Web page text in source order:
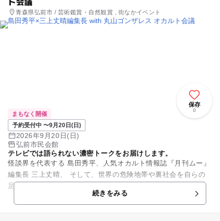
青森県弘前市 / 芸術鑑賞・自然観賞 , 街なかイベント
保存
0
まもなく開催
予約受付中 〜9月20日(日)
2026年9月20日(日)
弘前市民会館
テレビでは語られない濃密トークをお届けします。
怪談界を代表する 島田秀平、人気オカルト情報誌『月刊ムー』
編集長 三上丈晴、 そして、世界の危険地帯や裏社会を自らの
足で取材し続けるジャーナリスト 丸山ゴンザレス。 異なる分
続きをみる